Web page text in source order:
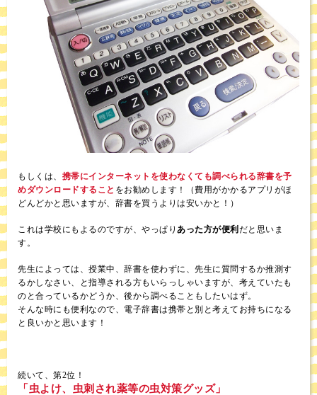
もしくは、 携帯にインターネットを使わなくても調べられる辞書を予
めダウンロードすること をお勧めします！（費用がかかるアプリがほ
どんどかと思いますが、辞書を買うよりは安いかと！）
これは学校にもよるのですが、やっぱり あった方が便利 だと思いま
す。
先生によっては、授業中、辞書を使わずに、先生に質問するか推測す
るかしなさい、と指導される方もいらっしゃいますが、考えていたも
のと合っているかどうか、後から調べることもしたいはず。
そんな時にも便利なので、電子辞書は携帯と別と考えてお持ちになる
と良いかと思います！
続いて、第2位！
「虫よけ、虫刺され薬等の虫対策グッズ」